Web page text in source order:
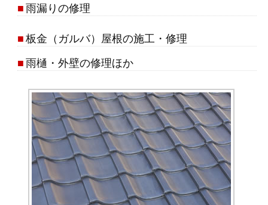
■雨漏りの修理
■板金（ガルバ）屋根の施工・修理
■雨樋・外壁の修理ほか